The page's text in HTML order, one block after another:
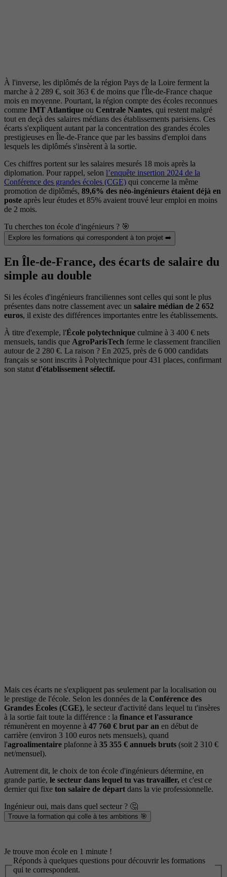
À l'inverse, les diplômés de la région Pays de la Loire ferment la
marche à 2 289 €, soit 363 € de moins que l'Île-de-France chaque
mois en moyenne. Pourtant, la région compte des écoles reconnues
comme IMT Atlantique ou Centrale Nantes, qui restent malgré
tout en deçà des salaires médians des établissements parisiens. Ces
écarts s'expliquent autant par la concentration des grandes écoles
prestigieuses en Île-de-France que par les bassins d'emploi dans
lesquels les diplômés s'insèrent à la sortie.
Ces chiffres portent sur les salaires mesurés 18 mois après la
diplomation. Pour rappel, selon l’enquête insertion 2024 de la
Conférence des grandes écoles (CGE) qui concerne la même
promotion de diplômés, 89,6% des néo-ingénieurs étaient déjà en
poste après leur études et 85% avaient trouvé leur emploi en moins
de 2 mois.
Tu cherches ton école d'ingénieurs ? 🎯
Explore les formations qui correspondent à ton projet ➡️
En Île-de-France, des écarts de salaire du
simple au double
Si les écoles d'ingénieurs franciliennes sont celles qui sont le plus
présentes dans notre classement avec un salaire médian de 2 652
euros, il existe des différences importantes entre les établissements.
À titre d'exemple, l'École polytechnique culmine à 3 400 € nets
mensuels, tandis que AgroParisTech ferme le classement francilien
autour de 2 280 €. La raison ? En 2025, près de 6 000 candidats
français se sont inscrits à Polytechnique pour 431 places, confirmant
son statut d'établissement sélectif.
Mais ces écarts ne s'expliquent pas seulement par la localisation ou
le prestige de l'école. Selon les données de la Conférence des
Grandes Écoles (CGE), le secteur d'activité dans lequel tu t'insères
à la sortie fait toute la différence : la finance et l'assurance
rémunèrent en moyenne à 47 760 € brut par an en début de
carrière (environ 3 100 euros nets mensuels), quand
l'agroalimentaire plafonne à 35 355 € annuels bruts (soit 2 310 €
net/mensuel).
Autrement dit, le choix de ton école d'ingénieurs détermine, en
grande partie, le secteur dans lequel tu vas travailler, et c'est ce
dernier qui fixe ton salaire de départ dans la vie professionnelle.
Ingénieur oui, mais dans quel secteur ? 🤔
Trouve la formation qui colle à tes ambitions 🎯
Je trouve mon école en 1 minute !
Réponds à quelques questions pour découvrir les formations
qui te correspondent.